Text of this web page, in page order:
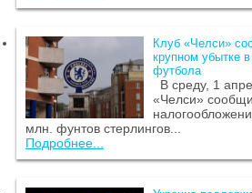
Клуб «Челси»
крупном убытке в
футбола
В среду, 1
«Челси»
млн. фунтов стерлингов...
Подробнее...